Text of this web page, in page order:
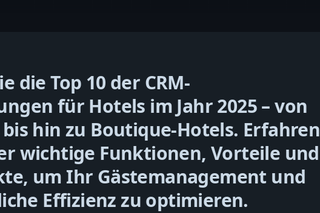
die Top 10 der CRM-
für Hotels im Jahr 2025 – von
hin zu Boutique-Hotels. Erfahren
wichtige Funktionen, Vorteile und
um Ihr Gästemanagement und
Effizienz zu optimieren.